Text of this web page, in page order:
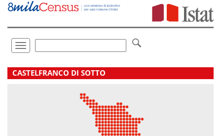
Vai
direttamente
Toggle
navigation
.
CASTELFRANCO DI SOTTO